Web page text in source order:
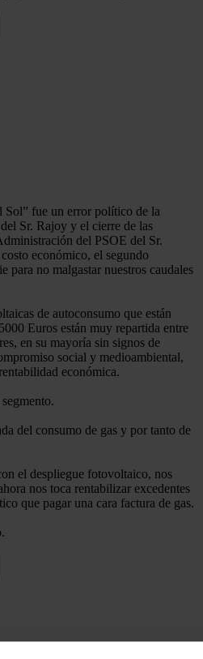
Sol” fue un error político de la
Sr. Rajoy y el cierre de las
del PSOE del Sr.
económico, el segundo
para no malgastar nuestros caudales
de autoconsumo que están
Euros están muy repartida entre
en su mayoría sin signos de
social y medioambiental,
económica.
del consumo de gas y por tanto de
el despliegue fotovoltaico, nos
nos toca rentabilizar excedentes
que pagar una cara factura de gas.